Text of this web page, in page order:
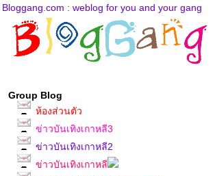
Bloggang.com : weblog for you and your gang
Group Blog
ห้องส่วนตัว
ข่าวบันเทิงเกาหลี3
ข่าวบันเทิงเกาหลี2
ข่าวบันเทิงเกาหลี